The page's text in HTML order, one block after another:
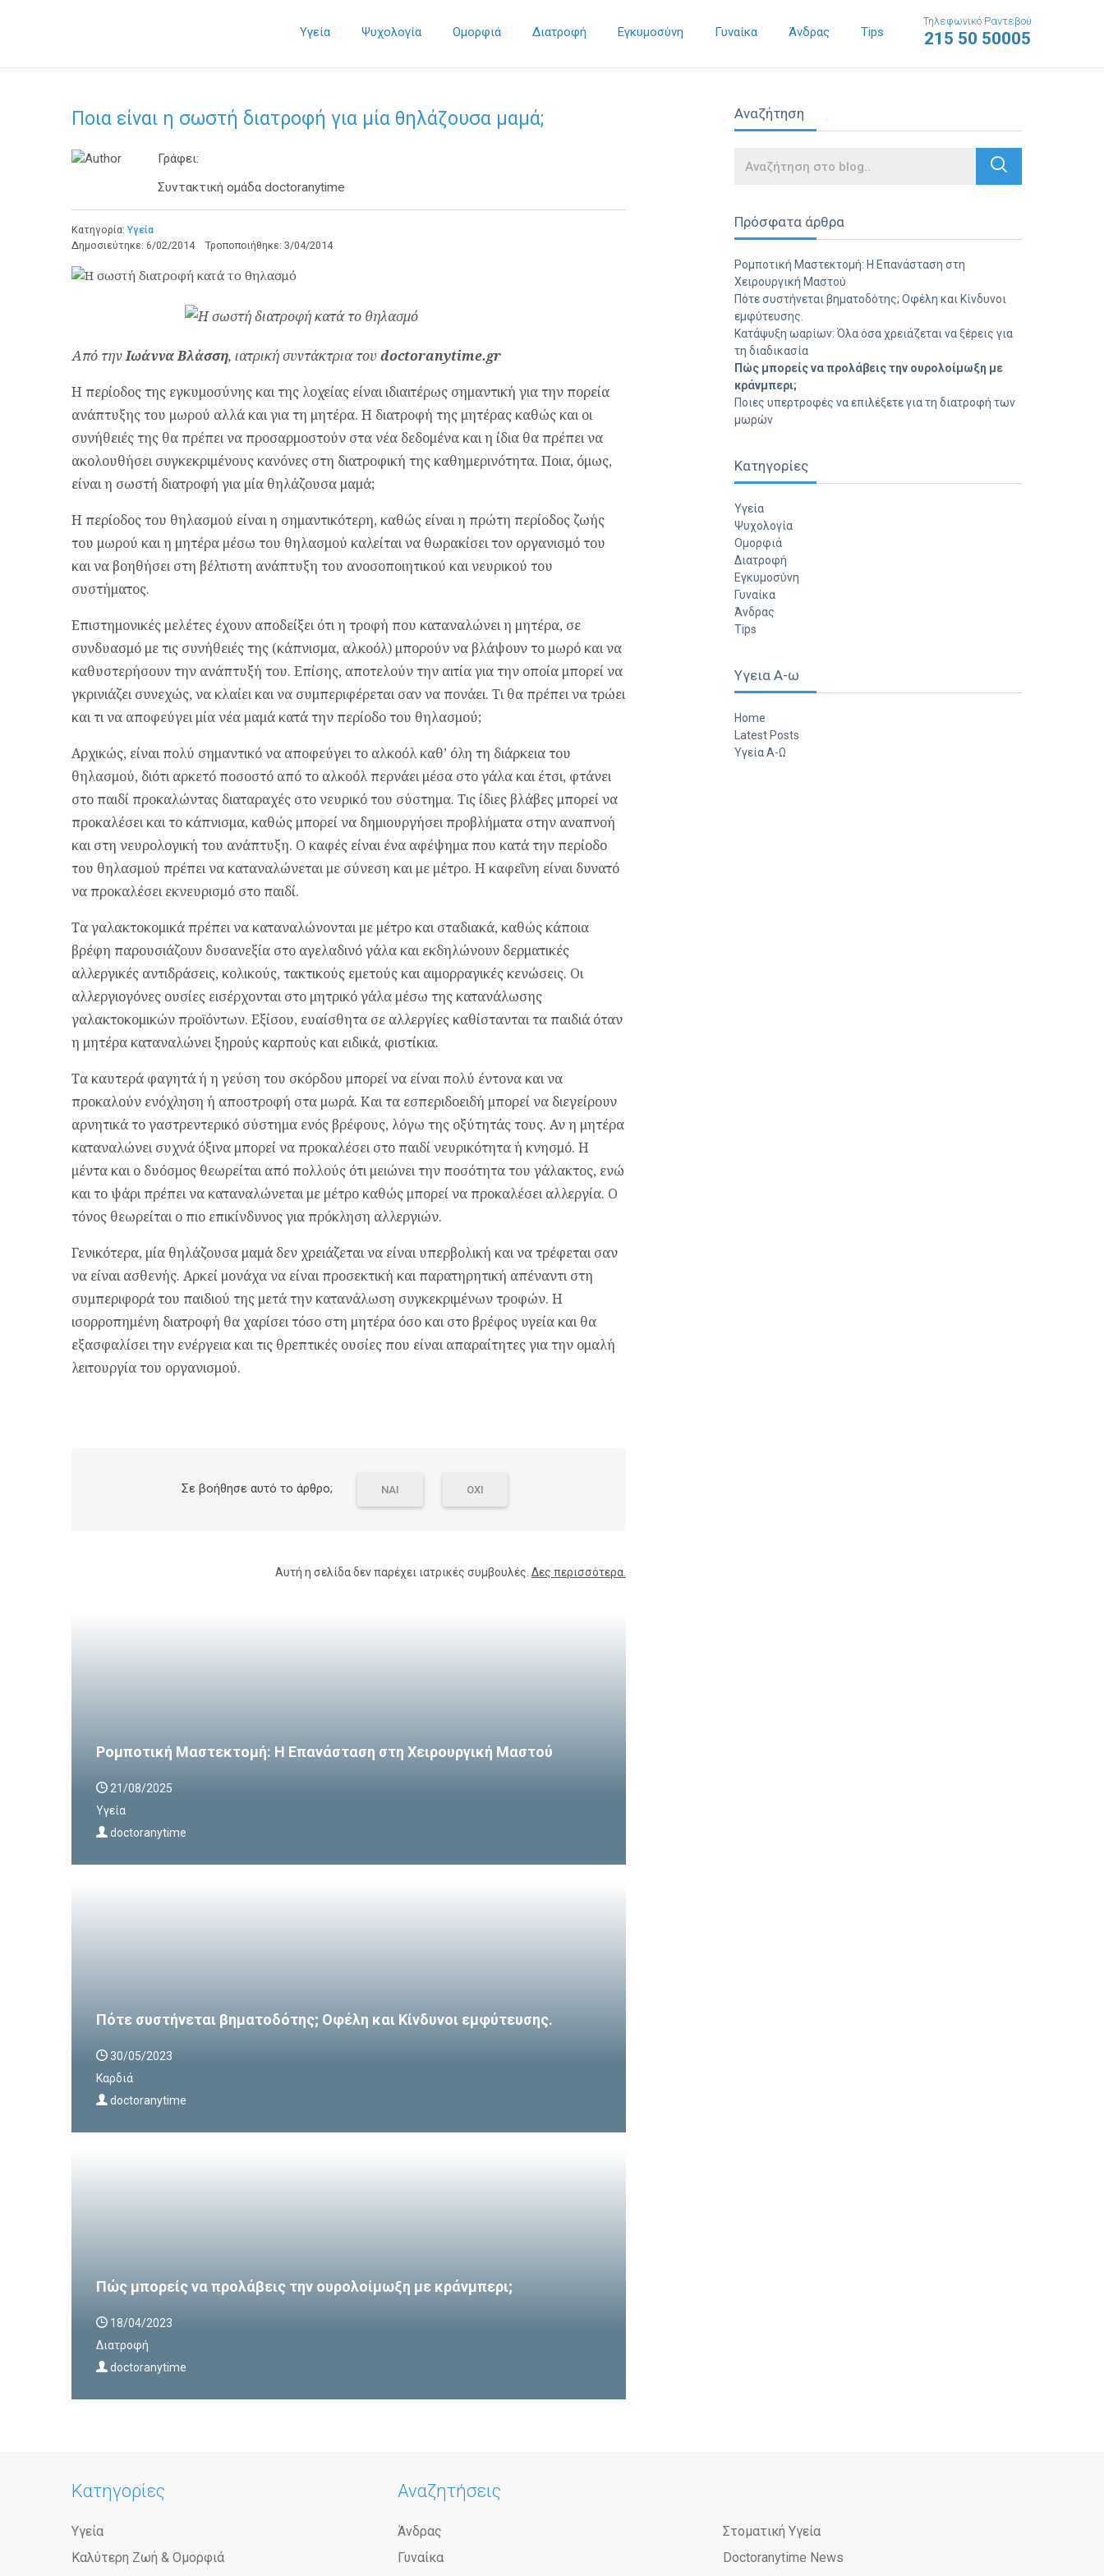
Υγεία Ψυχολογία Ομορφιά Διατροφή Εγκυμοσύνη Γυναίκα Άνδρας Tips
Τηλεφωνικό Ραντεβού
215 50 50005
Ποια είναι η σωστή διατροφή για μία θηλάζουσα μαμά;
Γράφει:
Συντακτική ομάδα doctoranytime
Κατηγορία: Υγεία
Δημοσιεύτηκε: 6/02/2014 Τροποποιήθηκε: 3/04/2014
Από τηνΙωάννα Βλάσση, ιατρική συντάκτρια του doctoranytime.gr
Η περίοδος της εγκυμοσύνης και της λοχείας είναι ιδιαιτέρως σημαντική για την πορεία
ανάπτυξης του μωρού αλλά και για τη μητέρα. Η διατροφή της μητέρας καθώς και οι
συνήθειές της θα πρέπει να προσαρμοστούν στα νέα δεδομένα και η ίδια θα πρέπει να
ακολουθήσει συγκεκριμένους κανόνες στη διατροφική της καθημερινότητα. Ποια, όμως,
είναι η σωστή διατροφή για μία θηλάζουσα μαμά;
Η περίοδος του θηλασμού είναι η σημαντικότερη, καθώς είναι η πρώτη περίοδος ζωής
του μωρού και η μητέρα μέσω του θηλασμού καλείται να θωρακίσει τον οργανισμό του
και να βοηθήσει στη βέλτιστη ανάπτυξη του ανοσοποιητικού και νευρικού του
συστήματος.
Επιστημονικές μελέτες έχουν αποδείξει ότι η τροφή που καταναλώνει η μητέρα, σε
συνδυασμό με τις συνήθειές της (κάπνισμα, αλκοόλ) μπορούν να βλάψουν το μωρό και να
καθυστερήσουν την ανάπτυξή του. Επίσης, αποτελούν την αιτία για την οποία μπορεί να
γκρινιάζει συνεχώς, να κλαίει και να συμπεριφέρεται σαν να πονάει. Τι θα πρέπει να τρώει
και τι να αποφεύγει μία νέα μαμά κατά την περίοδο του θηλασμού;
Αρχικώς, είναι πολύ σημαντικό να αποφεύγει το αλκοόλ καθ’ όλη τη διάρκεια του
θηλασμού, διότι αρκετό ποσοστό από το αλκοόλ περνάει μέσα στο γάλα και έτσι, φτάνει
στο παιδί προκαλώντας διαταραχές στο νευρικό του σύστημα. Τις ίδιες βλάβες μπορεί να
προκαλέσει και το κάπνισμα, καθώς μπορεί να δημιουργήσει προβλήματα στην αναπνοή
και στη νευρολογική του ανάπτυξη. Ο καφές είναι ένα αφέψημα που κατά την περίοδο
του θηλασμού πρέπει να καταναλώνεται με σύνεση και με μέτρο. Η καφεΐνη είναι δυνατό
να προκαλέσει εκνευρισμό στο παιδί.
Τα γαλακτοκομικά πρέπει να καταναλώνονται με μέτρο και σταδιακά, καθώς κάποια
βρέφη παρουσιάζουν δυσανεξία στο αγελαδινό γάλα και εκδηλώνουν δερματικές
αλλεργικές αντιδράσεις, κολικούς, τακτικούς εμετούς και αιμορραγικές κενώσεις. Οι
αλλεργιογόνες ουσίες εισέρχονται στο μητρικό γάλα μέσω της κατανάλωσης
γαλακτοκομικών προϊόντων. Εξίσου, ευαίσθητα σε αλλεργίες καθίστανται τα παιδιά όταν
η μητέρα καταναλώνει ξηρούς καρπούς και ειδικά, φιστίκια.
Τα καυτερά φαγητά ή η γεύση του σκόρδου μπορεί να είναι πολύ έντονα και να
προκαλούν ενόχληση ή αποστροφή στα μωρά. Και τα εσπεριδοειδή μπορεί να διεγείρουν
αρνητικά το γαστρεντερικό σύστημα ενός βρέφους, λόγω της οξύτητάς τους. Αν η μητέρα
καταναλώνει συχνά όξινα μπορεί να προκαλέσει στο παιδί νευρικότητα ή κνησμό. Η
μέντα και ο δυόσμος θεωρείται από πολλούς ότι μειώνει την ποσότητα του γάλακτος, ενώ
και το ψάρι πρέπει να καταναλώνεται με μέτρο καθώς μπορεί να προκαλέσει αλλεργία. Ο
τόνος θεωρείται ο πιο επικίνδυνος για πρόκληση αλλεργιών.
Γενικότερα, μία θηλάζουσα μαμά δεν χρειάζεται να είναι υπερβολική και να τρέφεται σαν
να είναι ασθενής. Αρκεί μονάχα να είναι προσεκτική και παρατηρητική απέναντι στη
συμπεριφορά του παιδιού της μετά την κατανάλωση συγκεκριμένων τροφών. Η
ισορροπημένη διατροφή θα χαρίσει τόσο στη μητέρα όσο και στο βρέφος υγεία και θα
εξασφαλίσει την ενέργεια και τις θρεπτικές ουσίες που είναι απαραίτητες για την ομαλή
λειτουργία του οργανισμού.
Σε βοήθησε αυτό το άρθρο; ΝΑΙ ΟΧΙ
Αυτή η σελίδα δεν παρέχει ιατρικές συμβουλές. Δες περισσότερα.
Ρομποτική Μαστεκτομή: Η Επανάσταση στη Χειρουργική Μαστού
21/08/2025
Υγεία
doctoranytime
Πότε συστήνεται βηματοδότης; Οφέλη και Κίνδυνοι εμφύτευσης.
30/05/2023
Καρδιά
doctoranytime
Πώς μπορείς να προλάβεις την ουρολοίμωξη με κράνμπερι;
18/04/2023
Διατροφή
doctoranytime
Αναζήτηση
Search
Πρόσφατα άρθρα
Ρομποτική Μαστεκτομή: Η Επανάσταση στη
Χειρουργική Μαστού
Πότε συστήνεται βηματοδότης; Οφέλη και Κίνδυνοι
εμφύτευσης.
Κατάψυξη ωαρίων: Όλα όσα χρειάζεται να ξέρεις για
τη διαδικασία
Πώς μπορείς να προλάβεις την ουρολοίμωξη με
κράνμπερι;
Ποιες υπερτροφές να επιλέξετε για τη διατροφή των
μωρών
Κατηγορίες
Υγεία
Ψυχολογία
Ομορφιά
Διατροφή
Εγκυμοσύνη
Γυναίκα
Άνδρας
Tips
Υγεια Α-ω
Home
Latest Posts
Υγεία Α-Ω
Κατηγορίες
Υγεία
Καλύτερη Ζωή & Ομορφιά
Αναζητήσεις
Άνδρας
Γυναίκα
Στοματική Υγεία
Doctoranytime News